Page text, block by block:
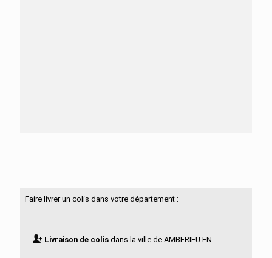
Faire livrer un colis dans votre département :
Livraison de colisdans la ville de AMBERIEU EN